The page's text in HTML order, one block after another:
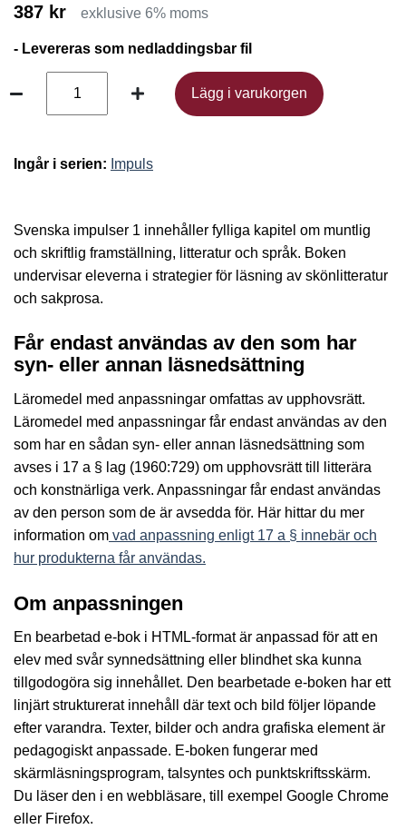
387 kr exklusive 6% moms
- Levereras som nedladdingsbar fil
Lägg i varukorgen
Lägg i varukorgen
Ingår i serien: Impuls
Svenska impulser 1 innehåller fylliga kapitel om muntlig
och skriftlig framställning, litteratur och språk. Boken
undervisar eleverna i strategier för läsning av skönlitteratur
och sakprosa.
Får endast användas av den som har
syn- eller annan läsnedsättning
Läromedel med anpassningar omfattas av upphovsrätt.
Läromedel med anpassningar får endast användas av den
som har en sådan syn- eller annan läsnedsättning som
avses i 17 a § lag (1960:729) om upphovsrätt till litterära
och konstnärliga verk. Anpassningar får endast användas
av den person som de är avsedda för. Här hittar du mer
information om vad anpassning enligt 17 a § innebär och
hur produkterna får användas.
Om anpassningen
En bearbetad e-bok i HTML-format är anpassad för att en
elev med svår synnedsättning eller blindhet ska kunna
tillgodogöra sig innehållet. Den bearbetade e-boken har ett
linjärt strukturerat innehåll där text och bild följer löpande
efter varandra. Texter, bilder och andra grafiska element är
pedagogiskt anpassade. E-boken fungerar med
skärmläsningsprogram, talsyntes och punktskriftsskärm.
Du läser den i en webbläsare, till exempel Google Chrome
eller Firefox.